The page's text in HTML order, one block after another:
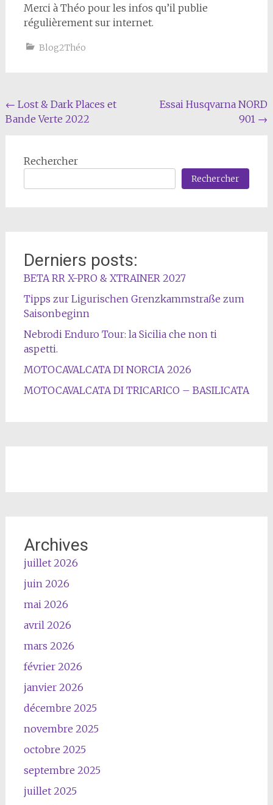
Merci à Théo pour les infos qu’il publie
régulièrement sur internet.
Blog2Théo
Navigation
de
← Lost & Dark Places et
Bande Verte 2022
Essai Husqvarna NORD
901 →
Rechercher
Rechercher
Derniers posts:
BETA RR X-PRO & XTRAINER 2027
Tipps zur Ligurischen Grenzkammstraße zum
Saisonbeginn
Nebrodi Enduro Tour: la Sicilia che non ti
aspetti.
MOTOCAVALCATA DI NORCIA 2026
MOTOCAVALCATA DI TRICARICO – BASILICATA
Archives
juillet 2026
juin 2026
mai 2026
avril 2026
mars 2026
février 2026
janvier 2026
décembre 2025
novembre 2025
octobre 2025
septembre 2025
juillet 2025